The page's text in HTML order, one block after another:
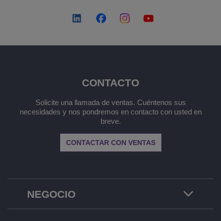
NEGOCIO
CONTACTO
Solicite una llamada de ventas. Cuéntenos sus
necesidades y nos pondremos en contacto con usted en
breve.
CONTACTAR CON VENTAS